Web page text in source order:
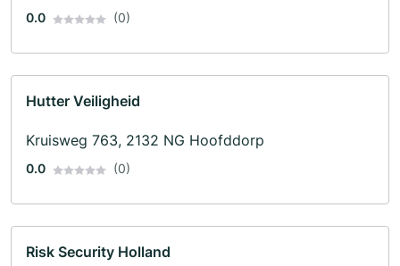
0.0 (0)
Hutter Veiligheid
Kruisweg 763, 2132 NG Hoofddorp
0.0 (0)
Risk Security Holland